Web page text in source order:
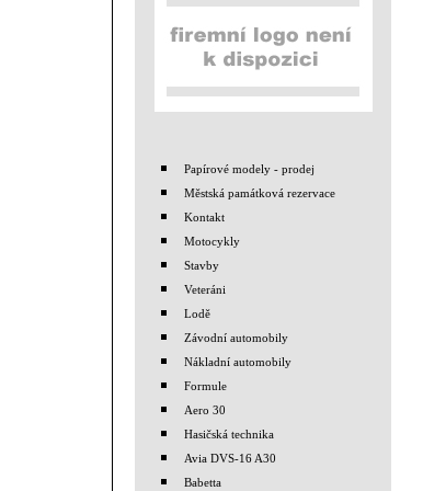
Papírové modely - prodej
Městská památková rezervace
Kontakt
Motocykly
Stavby
Veteráni
Lodě
Závodní automobily
Nákladní automobily
Formule
Aero 30
Hasičská technika
Avia DVS-16 A30
Babetta